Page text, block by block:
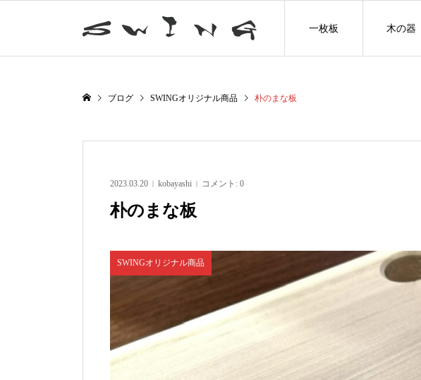
一枚板 木の器
ブログ SWINGオリジナル商品 朴のまな板
2023.03.20 kobayashi コメント: 0
朴のまな板
SWINGオリジナル商品